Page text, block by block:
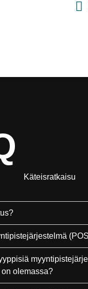
Käteisratkaisu
olemassa?